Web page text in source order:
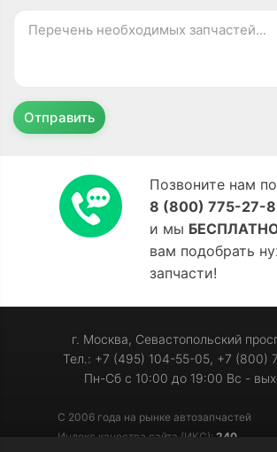
Отправить
Позвоните нам
8 (800) 775-27-
и мы
вам подобрать
запчасти!
г. Москва, Севастопольский
Тел.: +7 (495) 104-55-05, +7 (800)
Пн-Сб с 10:00 до 19:00 Вс -
С 2006 года на рынке автозапчастей
Индекс качества сайта (ИКС): 240